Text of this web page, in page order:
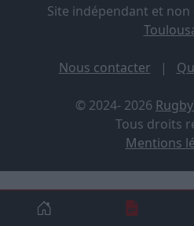
Site indépendant et
Nous contacter |
© 2024- 2026
Tous droits
Mentions